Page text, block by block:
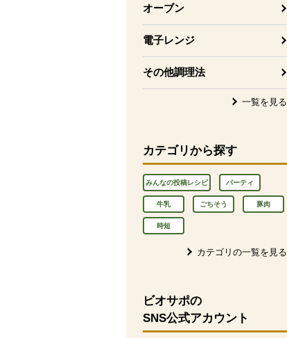
オーブン
電子レンジ
その他調理法
一覧を見る
カテゴリから探す
みんなの投稿レシピ パーティ
牛乳 ごちそう 豚肉
時短
カテゴリの一覧を見る
ビオサポの
SNS公式アカウント